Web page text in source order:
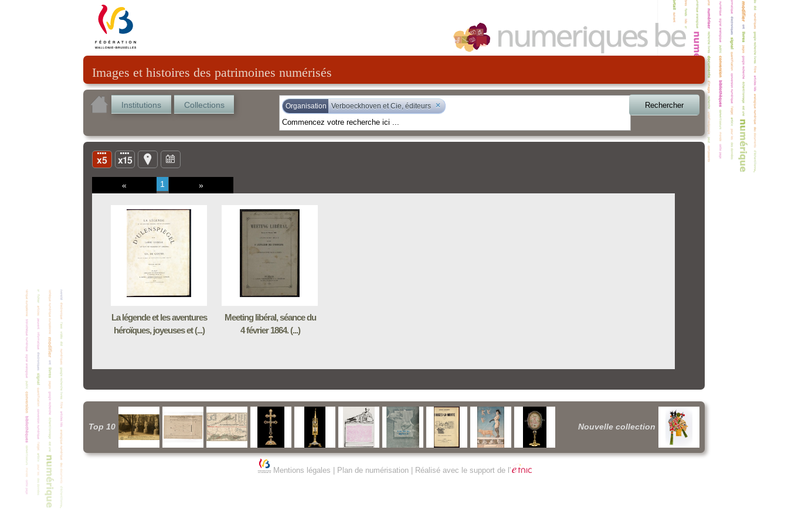
Images et histoires des patrimoines numérisés
Institutions Collections Organisation Verboeckhoven et Cie, éditeurs × Rechercher
« 1 »
La légende et les aventures
héroïques, joyeuses et (...)
Meeting libéral, séance du
4 février 1864. (...)
Top 10 Nouvelle collection
Mentions légales Plan de numérisation| Réalisé avec le support de l'